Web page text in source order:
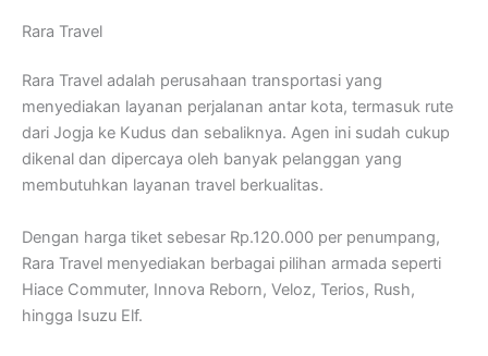
Rara Travel
Rara Travel adalah perusahaan transportasi yang
menyediakan layanan perjalanan antar kota, termasuk rute
dari Jogja ke Kudus dan sebaliknya. Agen ini sudah cukup
dikenal dan dipercaya oleh banyak pelanggan yang
membutuhkan layanan travel berkualitas.
Dengan harga tiket sebesar Rp.120.000 per penumpang,
Rara Travel menyediakan berbagai pilihan armada seperti
Hiace Commuter, Innova Reborn, Veloz, Terios, Rush,
hingga Isuzu Elf.